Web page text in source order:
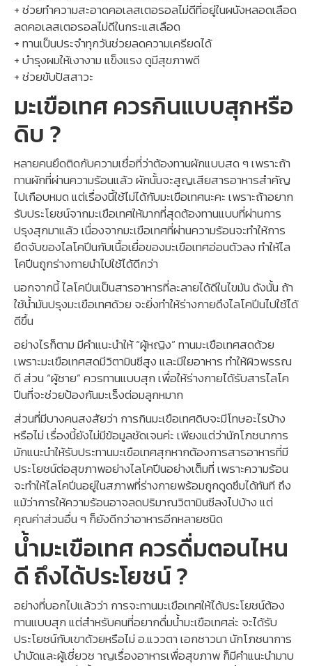
+ ช่วยทำความสะอาดคอเลสเตอรอลไม่ดีที่อยู่ในผนังหลอดเลือด
ลดคอเลสเตอรอลไม่ดีในกระแสเลือด
+ ทานเป็นประจำทุกวันช่วยลดความเครียดได้
+ บำรุงผมให้เงางาม แข็งแรง ดูมีสุขภาพดี
+ ช่วยขับปัสสาวะ
มะเขือเทศ ควรกินแบบสุกหรือ
ดิบ ?
หลายคนยึดติดกับความเชื่อที่ว่าต้องทานผักแบบสด ๆ เพราะถ้า
ทานผักที่ผ่านความร้อนแล้ว ผักนั้นจะสูญเสียสารอาหารสำคัญ
ไปเกือบหมด แต่เรื่องนี้ใช้ไม่ได้กับมะเขือเทศนะคะ เพราะถ้าอยาก
รับประโยชน์จากมะเขือเทศให้มากที่สุดต้องทานแบบที่ผ่านการ
ปรุงสุกมาแล้ว เนื่องจากมะเขือเทศที่ผ่านความร้อนจะทำให้การ
ยึดจับของไลโคปีนกับเนื้อเยื่อของมะเขือเทศอ่อนตัวลง ทำให้ไล
โคปีนถูกร่างกายนำไปใช้ได้ดีกว่า
นอกจากนี้ ไลโคปีนเป็นสารอาหารที่ละลายได้ดีในไขมัน ดังนั้น ถ้า
ใช้น้ำมันปรุงมะเขือเทศด้วย จะยิ่งทำให้ร่างกายดึงไลโคปีนไปใช้ได้
ดีขึ้น
อย่างไรก็ตาม มีคำแนะนำให้ “ผู้หญิง” ทานมะเขือเทศสดด้วย
เพราะมะเขือเทศสดมีวิตามินซีสูง และมีใยอาหาร ทำให้ผิวพรรณ
ดี ส่วน “ผู้ชาย” ควรทานแบบสุก เพื่อให้ร่างกายได้รับสารไลโค
ปีนที่จะช่วยป้องกันมะเร็งต่อมลูกหมาก
ส่วนที่มีบางคนสงสัยว่า การกินมะเขือเทศดิบจะมีโทษอะไรบ้าง
หรือไม่ เรื่องนี้ยังไม่มีข้อมูลชัดเจนค่ะ เพียงแต่ว่านักโภชนาการ
มักแนะนำให้รับประทานมะเขือเทศสุกหากต้องการสารอาหารที่มี
ประโยชน์ต่อสุขภาพอย่างไลโคปีนอย่างเต็มที่ เพราะความร้อน
จะทำให้ไลโคปีนอยู่ในสภาพที่ร่างกายพร้อมถูกดูดซึมได้ทันที ถึง
แม้ว่าการให้ความร้อนอาจลดปริมาณวิตามินซีลงไปบ้าง แต่
คุณค่าส่วนอื่น ๆ ก็ยังดีกว่าอาหารอีกหลายชนิด
น้ำมะเขือเทศ ควรดื่มตอนไหน
ดี ถึงได้ประโยชน์ ?
อย่างที่บอกไปแล้วว่า การจะทานมะเขือเทศให้ได้ประโยชน์ต้อง
ทานแบบสุก แต่สำหรับคนที่อยากดื่มน้ำมะเขือเทศล่ะ จะได้รับ
ประโยชน์กับเขาด้วยหรือไม่ อ.แววตา เอกชาวนา นักโภชนาการ
บำบัดและผู้เชี่ยวช าญเรื่องอาหารเพื่อสุขภาพ ก็มีคำแนะนำมาบ